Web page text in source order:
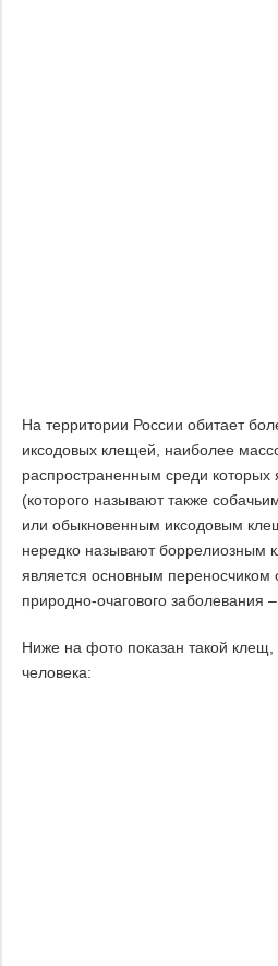
На территории России обитает
иксодовых клещей, наиболее
распространенным среди которых
(которого называют также
или обыкновенным иксодовым
нередко называют боррелиозным
является основным переносчиком
природно-очагового заболевания
Ниже на фото показан такой клещ,
человека: